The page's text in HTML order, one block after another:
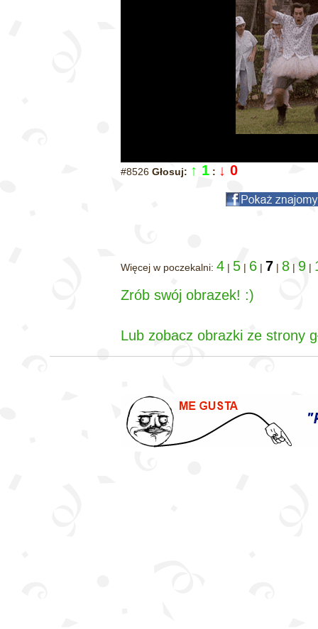
#8526 Głosuj: ↑ 1 : ↓ 0
Więcej w poczekalni: 4 | 5 | 6 | 7 | 8 | 9 |
Zrób swój obrazek! :)
Lub zobacz obrazki ze strony